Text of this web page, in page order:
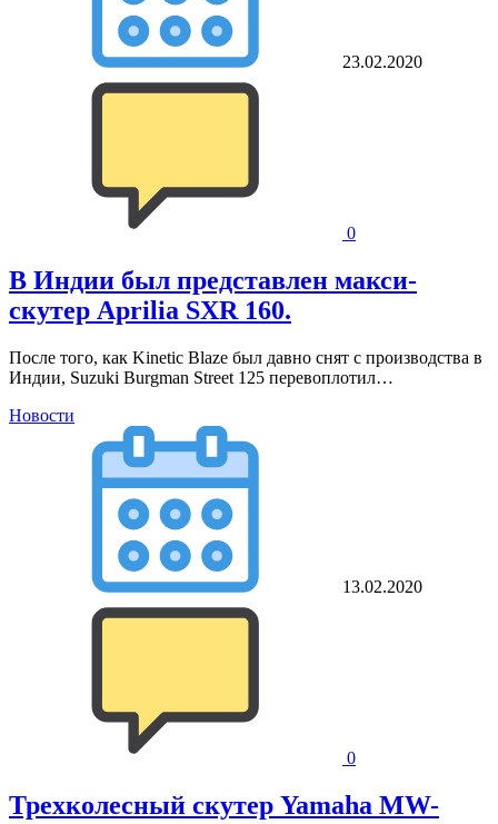
23.02.2020
0
В Индии был представлен макси-
скутер Aprilia SXR 160.
После того, как Kinetic Blaze был давно снят с производства в
Индии, Suzuki Burgman Street 125 перевоплотил…
Новости
13.02.2020
0
Трехколесный скутер Yamaha MW-